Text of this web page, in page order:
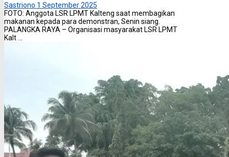
Sastriono 1 September 2025
FOTO: Anggota LSR LPMT Kalteng saat membagikan
makanan kepada para demonstran, Senin siang.
PALANGKA RAYA – Organisasi masyarakat LSR LPMT
Kalt ...